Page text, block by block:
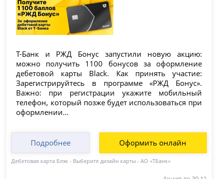
Т-Банк и РЖД Бонус запустили новую акцию:
можно получить 1100 бонусов за оформление
дебетовой карты Black. Как принять участие:
Зарегистрируйтесь в программе «РЖД Бонус».
Важно: при регистрации укажите мобильный
телефон, который позже будет использоваться при
оформлении...
Подробнее Оформить онлайн
Дебетовая карта Блэк - Выберите дизайн карты - АО «ТБанк»